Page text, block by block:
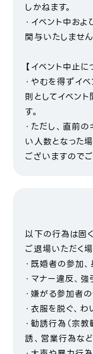
しかねます。
・イベント中お
関与いたしません
【イベント中止に
・やむを得ずイ
則としてイベン
す。
・ただし、直前
い人数となった
ございますので
以下の行為は固
ご退場いただく
・既婚者の参加
・マナー違反、
・嫌がる参加者
・衣服を脱ぐ、
・勧誘行為（宗
誘、営業行為など